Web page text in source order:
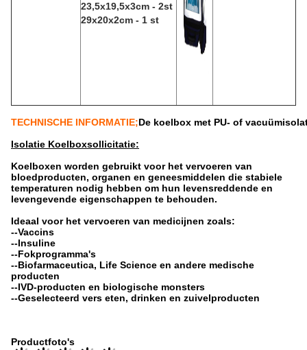
23,5x19,5x3cm - 2st
29x20x2cm - 1 st
TECHNISCHE INFORMATIE;De koelbox met PU- of
Isolatie Koelboxsollicitatie:
Koelboxen worden gebruikt voor het vervoeren van
bloedproducten, organen en geneesmiddelen die stabiele
temperaturen nodig hebben om hun levensreddende en
levengevende eigenschappen te behouden.
Ideaal voor het vervoeren van medicijnen zoals:
--Vaccins
--Insuline
--Fokprogramma's
--Biofarmaceutica, Life Science en andere medische
producten
--IVD-producten en biologische monsters
--Geselecteerd vers eten, drinken en zuivelproducten
Productfoto's